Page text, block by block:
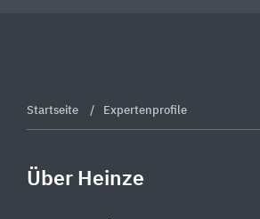
Startseite Expertenprofile
Über Heinze